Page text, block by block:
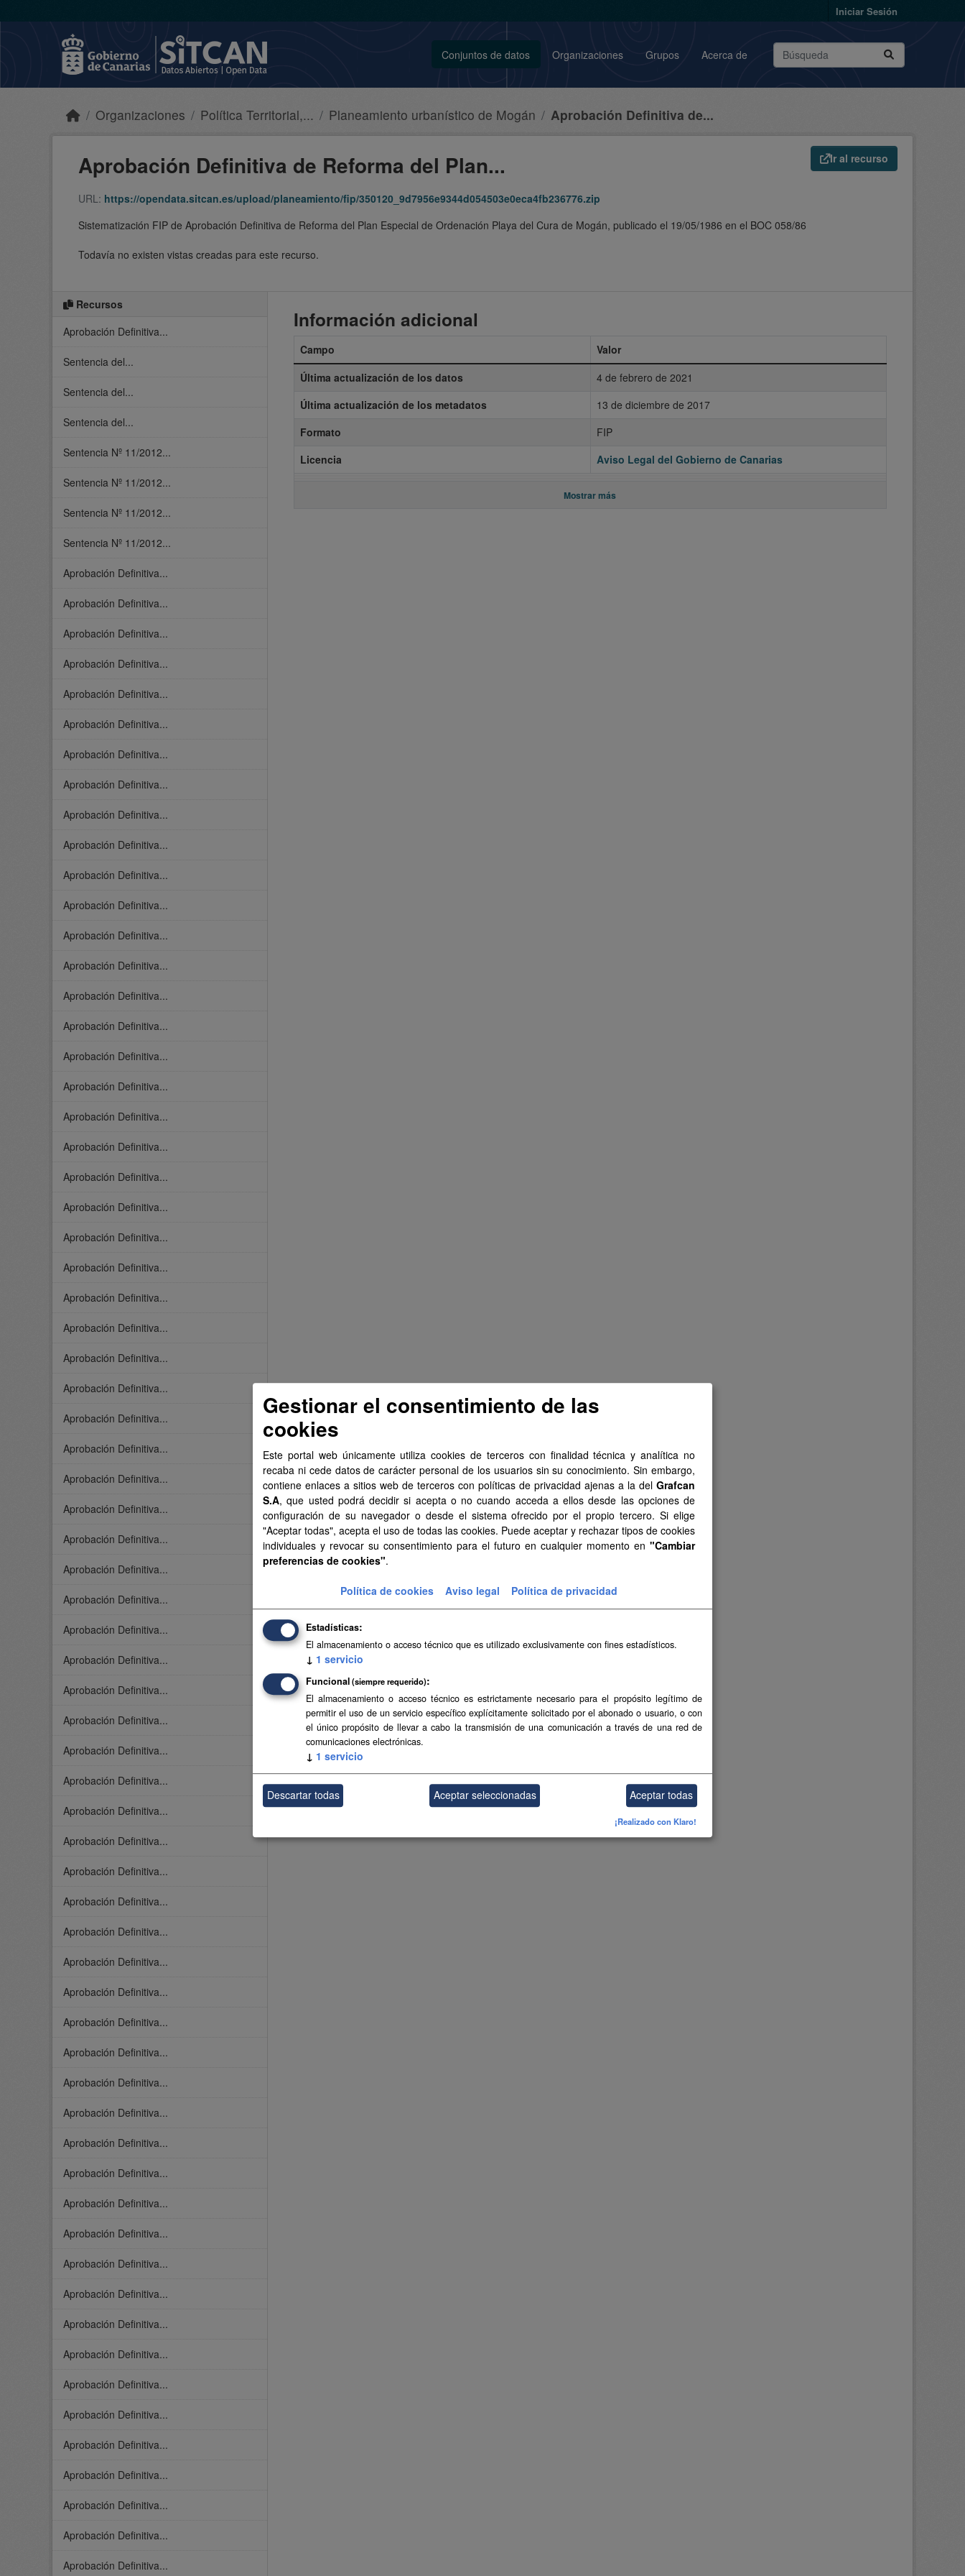
Iniciar Sesión
Conjuntos de datos Organizaciones Grupos Acerca de
Organizaciones Política Territorial,... Planeamiento urbanístico de Mogán Aprobación Definitiva de...
Ir al recurso
Aprobación Definitiva de Reforma del Plan...
URL: https://opendata.sitcan.es/upload/planeamiento/fip/350120_9d7956e9344d054503e0eca4fb236776.zip
Sistematización FIP de Aprobación Definitiva de Reforma del Plan Especial de Ordenación Playa del Cura de Mogán, publicado el 19/05/1986 en el BOC 058/86
Todavía no existen vistas creadas para este recurso.
Recursos
Aprobación Definitiva...
Sentencia del...
Sentencia del...
Sentencia del...
Sentencia Nº 11/2012...
Sentencia Nº 11/2012...
Sentencia Nº 11/2012...
Sentencia Nº 11/2012...
Aprobación Definitiva...
Aprobación Definitiva...
Aprobación Definitiva...
Aprobación Definitiva...
Aprobación Definitiva...
Aprobación Definitiva...
Aprobación Definitiva...
Aprobación Definitiva...
Aprobación Definitiva...
Aprobación Definitiva...
Aprobación Definitiva...
Aprobación Definitiva...
Aprobación Definitiva...
Aprobación Definitiva...
Aprobación Definitiva...
Aprobación Definitiva...
Aprobación Definitiva...
Aprobación Definitiva...
Aprobación Definitiva...
Aprobación Definitiva...
Aprobación Definitiva...
Aprobación Definitiva...
Aprobación Definitiva...
Aprobación Definitiva...
Aprobación Definitiva...
Aprobación Definitiva...
Aprobación Definitiva...
Aprobación Definitiva...
Aprobación Definitiva...
Aprobación Definitiva...
Aprobación Definitiva...
Aprobación Definitiva...
Aprobación Definitiva...
Aprobación Definitiva...
Aprobación Definitiva...
Aprobación Definitiva...
Aprobación Definitiva...
Aprobación Definitiva...
Aprobación Definitiva...
Aprobación Definitiva...
Aprobación Definitiva...
Aprobación Definitiva...
Aprobación Definitiva...
Aprobación Definitiva...
Aprobación Definitiva...
Aprobación Definitiva...
Aprobación Definitiva...
Aprobación Definitiva...
Aprobación Definitiva...
Aprobación Definitiva...
Aprobación Definitiva...
Aprobación Definitiva...
Aprobación Definitiva...
Aprobación Definitiva...
Aprobación Definitiva...
Aprobación Definitiva...
Aprobación Definitiva...
Aprobación Definitiva...
Aprobación Definitiva...
Aprobación Definitiva...
Aprobación Definitiva...
Aprobación Definitiva...
Aprobación Definitiva...
Aprobación Definitiva...
Aprobación Definitiva...
Aprobación Definitiva...
Aprobación Definitiva...
Información adicional
Campo
Valor
Última actualización de los datos
4 de febrero de 2021
Última actualización de los metadatos
13 de diciembre de 2017
Formato
FIP
Licencia
Aviso Legal del Gobierno de Canarias
Mostrar más
Gestionar el consentimiento de las
cookies
Este portal web únicamente utiliza cookies de terceros con finalidad técnica y analítica no
recaba ni cede datos de carácter personal de los usuarios sin su conocimiento. Sin embargo,
contiene enlaces a sitios web de terceros con políticas de privacidad ajenas a la del Grafcan
S.A, que usted podrá decidir si acepta o no cuando acceda a ellos desde las opciones de
configuración de su navegador o desde el sistema ofrecido por el propio tercero. Si elige
"Aceptar todas", acepta el uso de todas las cookies. Puede aceptar y rechazar tipos de cookies
individuales y revocar su consentimiento para el futuro en cualquier momento en "Cambiar
preferencias de cookies".
Política de cookies Aviso legal Política de privacidad
Estadísticas
El almacenamiento o acceso técnico que es utilizado exclusivamente con fines estadísticos.
↓ 1 servicio
Funcional (siempre requerido)
El almacenamiento o acceso técnico es estrictamente necesario para el propósito legítimo de
permitir el uso de un servicio específico explícitamente solicitado por el abonado o usuario, o con
el único propósito de llevar a cabo la transmisión de una comunicación a través de una red de
comunicaciones electrónicas.
↓ 1 servicio
Descartar todas Aceptar seleccionadas Aceptar todas
¡Realizado con Klaro!